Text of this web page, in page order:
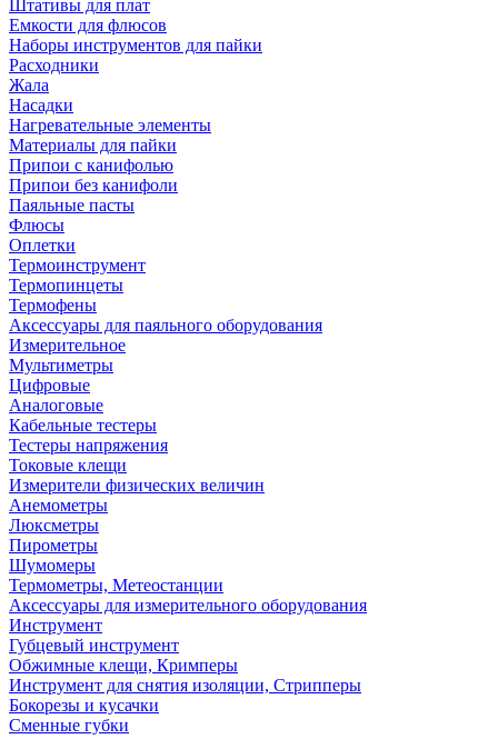
Штативы для плат
Емкости для флюсов
Наборы инструментов для пайки
Расходники
Жала
Насадки
Нагревательные элементы
Материалы для пайки
Припои с канифолью
Припои без канифоли
Паяльные пасты
Флюсы
Оплетки
Термоинструмент
Термопинцеты
Термофены
Аксессуары для паяльного оборудования
Измерительное
Мультиметры
Цифровые
Аналоговые
Кабельные тестеры
Тестеры напряжения
Токовые клещи
Измерители физических величин
Анемометры
Люксметры
Пирометры
Шумомеры
Термометры, Метеостанции
Аксессуары для измерительного оборудования
Инструмент
Губцевый инструмент
Обжимные клещи, Кримперы
Инструмент для снятия изоляции, Стрипперы
Бокорезы и кусачки
Сменные губки